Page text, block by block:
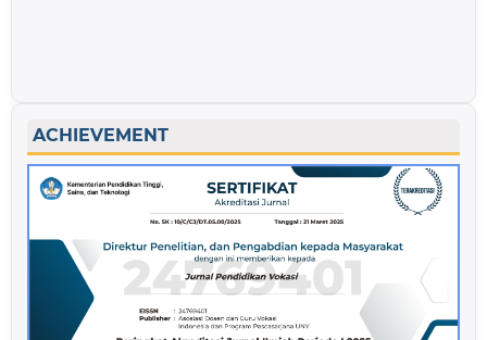
ACHIEVEMENT